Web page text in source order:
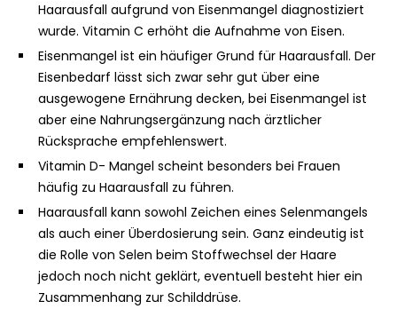
Haarausfall aufgrund von Eisenmangel diagnostiziert
wurde. Vitamin C erhöht die Aufnahme von Eisen.
Eisenmangel ist ein häufiger Grund für Haarausfall. Der
Eisenbedarf lässt sich zwar sehr gut über eine
ausgewogene Ernährung decken, bei Eisenmangel ist
aber eine Nahrungsergänzung nach ärztlicher
Rücksprache empfehlenswert.
Vitamin D- Mangel scheint besonders bei Frauen
häufig zu Haarausfall zu führen.
Haarausfall kann sowohl Zeichen eines Selenmangels
als auch einer Überdosierung sein. Ganz eindeutig ist
die Rolle von Selen beim Stoffwechsel der Haare
jedoch noch nicht geklärt, eventuell besteht hier ein
Zusammenhang zur Schilddrüse.